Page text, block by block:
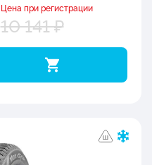
Цена при регистрации
10 141 ₽